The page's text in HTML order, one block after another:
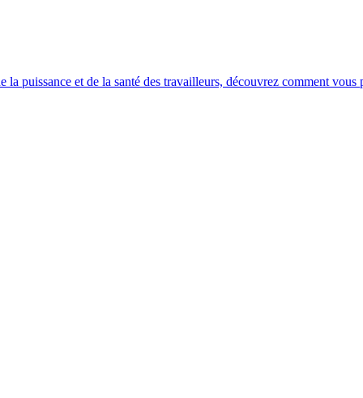
puissance et de la santé des travailleurs, découvrez comment